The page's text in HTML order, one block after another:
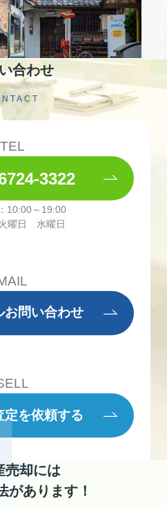
合わせ
TEL
3322
10:00～19:00
曜日 水曜日
お問い合わせ
定を依頼する
売却には
があります！